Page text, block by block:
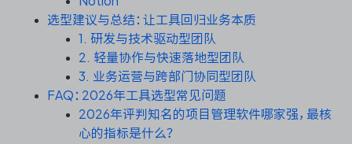
选型建议与总结：让工具回归业务本质
1. 研发与技术驱动型团队
2. 轻量协作与快速落地型团队
3. 业务运营与跨部门协同型团队
FAQ：2026年工具选型常见问题
2026年评判知名的项目管理软件哪家强，最核
心的指标是什么？